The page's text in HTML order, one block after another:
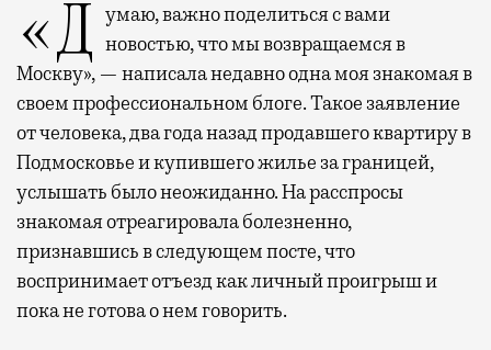
«Думаю, важно поделиться с вами новостью, что мы возвращаемся в
Москву», — написала недавно одна моя знакомая в
своем профессиональном блоге. Такое заявление
от человека, два года назад продавшего квартиру в
Подмосковье и купившего жилье за границей,
услышать было неожиданно. На расспросы
знакомая отреагировала болезненно,
признавшись в следующем посте, что
воспринимает отъезд как личный проигрыш и
пока не готова о нем говорить.